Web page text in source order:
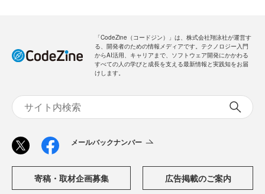
「CodeZine（コードジン）」は、株式会社翔泳社が運営す
る、開発者のための情報メディアです。テクノロジー入門
からAI活用、キャリアまで、ソフトウェア開発にかかわる
すべての人の学びと成長を支える最新情報と実践知をお届
けします。
メールバックナンバー
寄稿・取材企画募集 広告掲載のご案内